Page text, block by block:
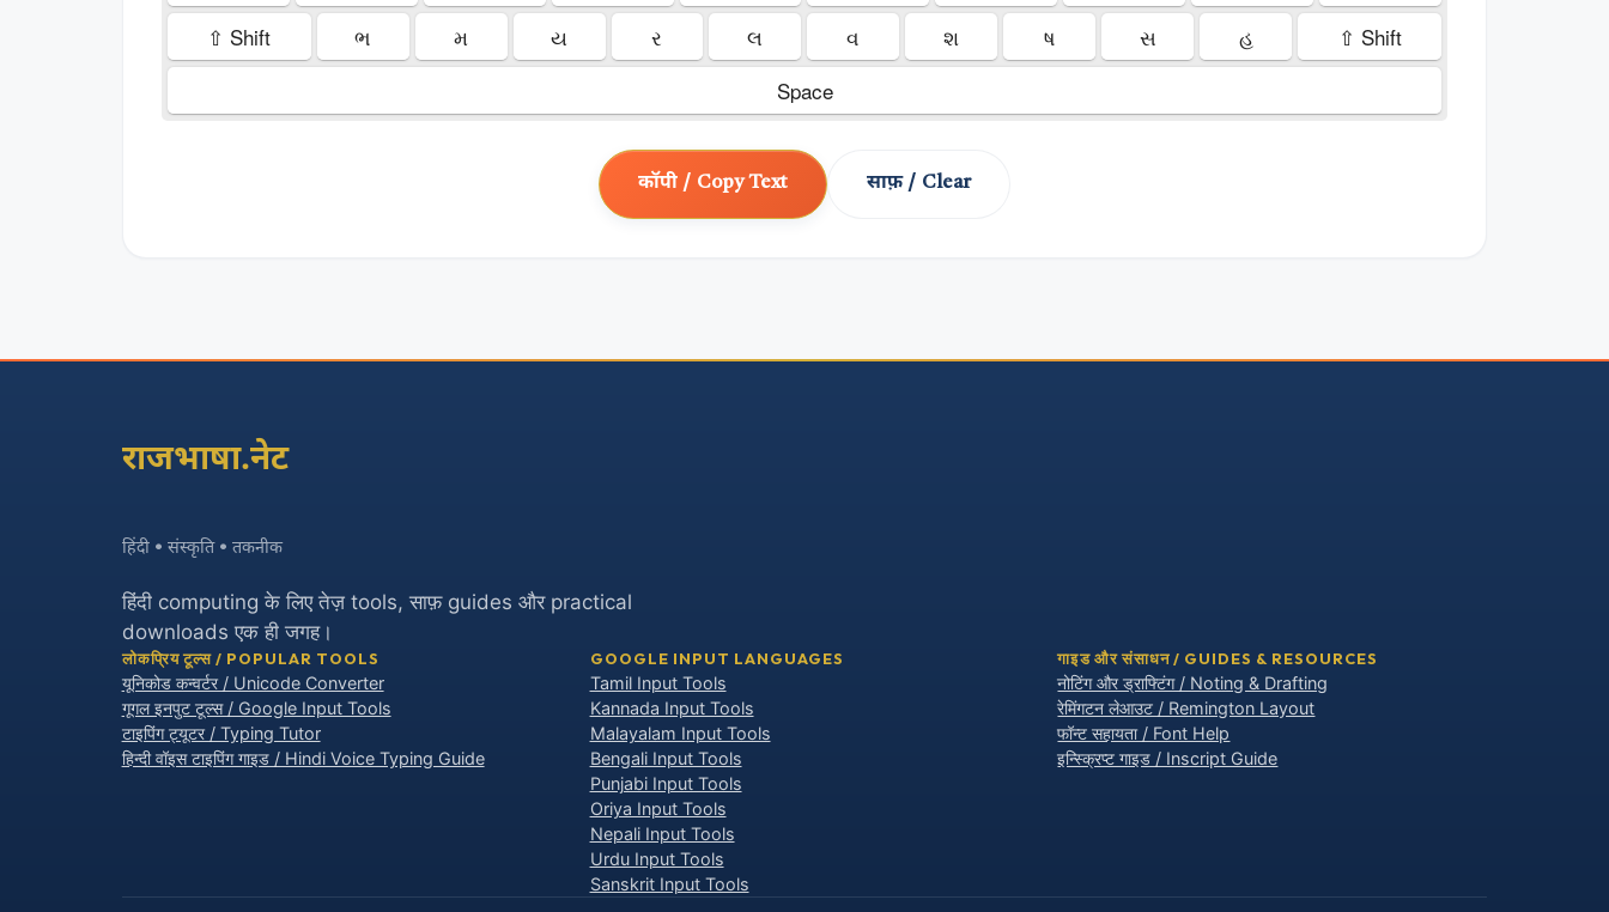
⇧ Shift
ભ મ ય ર લ વ શ ષ સ હ
⇧ Shift
Space
कॉपी / Copy Text साफ़ / Clear
राजभाषा.नेट
हिंदी • संस्कृति • तकनीक
हिंदी computing के लिए तेज़ tools, साफ़ guides और practical
downloads एक ही जगह।
लोकप्रिय टूल्स / POPULAR TOOLS
यूनिकोड कन्वर्टर / Unicode Converter
गूगल इनपुट टूल्स / Google Input Tools
टाइपिंग ट्यूटर / Typing Tutor
हिन्दी वॉइस टाइपिंग गाइड / Hindi Voice Typing Guide
GOOGLE INPUT LANGUAGES
Tamil Input Tools
Kannada Input Tools
Malayalam Input Tools
Bengali Input Tools
Punjabi Input Tools
Oriya Input Tools
Nepali Input Tools
Urdu Input Tools
Sanskrit Input Tools
गाइड और संसाधन / GUIDES & RESOURCES
नोटिंग और ड्राफ्टिंग / Noting & Drafting
रेमिंगटन लेआउट / Remington Layout
फॉन्ट सहायता / Font Help
इन्स्क्रिप्ट गाइड / Inscript Guide